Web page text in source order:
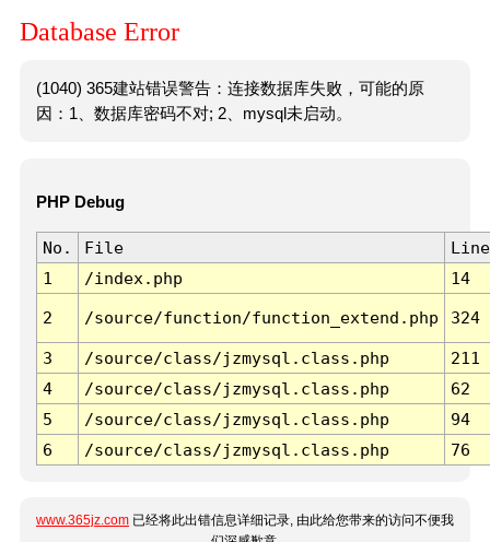
Database Error
(1040) 365建站错误警告：连接数据库失败，可能的原
因：1、数据库密码不对; 2、mysql未启动。
PHP Debug
No. File
Line
1
/index.php 14
2 /source/function/function_extend.php 324
3 /source/class/jzmysql.class.php
211
4
/source/class/jzmysql.class.php
62
5
/source/class/jzmysql.class.php
94
6
/source/class/jzmysql.class.php 76
www.365jz.com 已经将此出错信息详细记录, 由此给您带来的访问不便我